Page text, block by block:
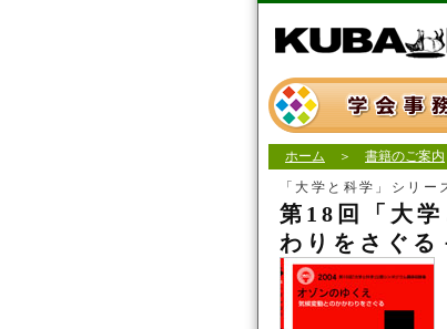
ホーム ＞ 書籍のご案内
「大学と科学」シリー
第18回「大
わりをさぐる